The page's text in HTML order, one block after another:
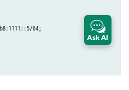
64;
Ask AI